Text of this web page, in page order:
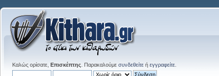
Καλώς ορίσατε, Επισκέπτης . Παρακαλούμε συνδεθείτε ή εγγραφείτε